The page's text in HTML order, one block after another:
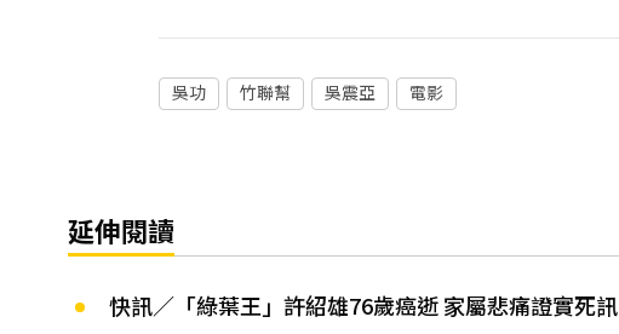
吳功 竹聯幫 吳震亞 電影
延伸閱讀
快訊／「綠葉王」許紹雄76歲癌逝 家屬悲痛證實死訊